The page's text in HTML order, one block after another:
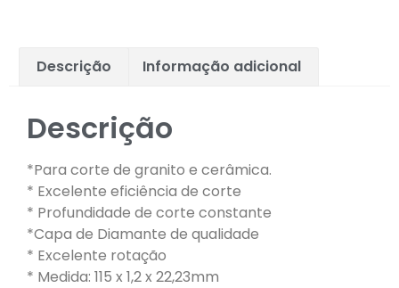
Descrição Informação adicional
Descrição
*Para corte de granito e cerâmica.
* Excelente eficiência de corte
* Profundidade de corte constante
*Capa de Diamante de qualidade
* Excelente rotação
* Medida: 115 x 1,2 x 22,23mm